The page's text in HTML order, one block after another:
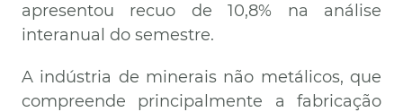
apresentou recuo de 10,8% na análise
interanual do semestre.
A indústria de minerais não metálicos, que
compreende principalmente a fabricação